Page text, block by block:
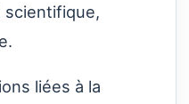
scientifique,
liées à la